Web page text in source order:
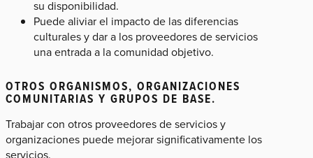
su disponibilidad.
Puede aliviar el impacto de las diferencias
culturales y dar a los proveedores de servicios
una entrada a la comunidad objetivo.
OTROS ORGANISMOS, ORGANIZACIONES
COMUNITARIAS Y GRUPOS DE BASE.
Trabajar con otros proveedores de servicios y
organizaciones puede mejorar significativamente los
servicios.